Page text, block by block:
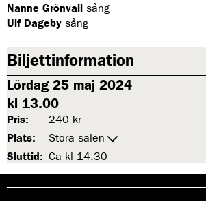
Nanne Grönvall sång
Ulf Dageby sång
Biljettinformation
Lördag 25 maj 2024
kl 13.00
Pris:
240 kr
Plats:
Stora salen
Sluttid: Ca kl 14.30